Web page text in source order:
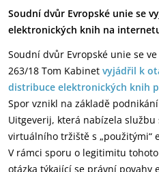
Soudní dvůr Evropské unie se
elektronických knih na
Soudní dvůr Evropské unie se
263/18 Tom Kabinet vyjádřil k
distribuce elektronických knih
Spor vznikl na základě
Uitgeverij, která nabízela
virtuálního tržiště s „použitými“
V rámci sporu o legitimitu
otázka týkající se právní povahy